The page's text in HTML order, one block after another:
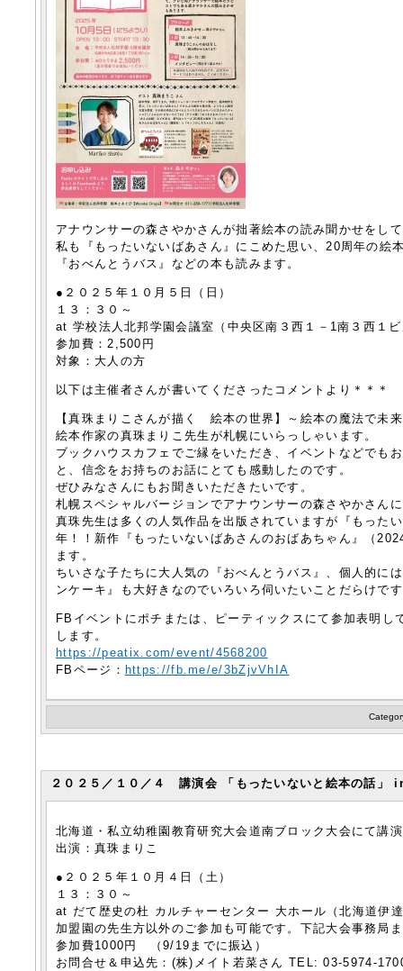
アナウンサーの森さやかさんが拙著絵本の読み聞かせをし
私も『もったいないばあさん』にこめた思い、20周年の絵
『おべんとうバス』などの本も読みます。
●２０２５年１０月５日（日）
１３：３０～
at 学校法人北邦学園会議室（中央区南３西１－1南３西１
参加費：2,500円
対象：大人の方
以下は主催者さんが書いてくださったコメントより＊＊＊
【真珠まりこさんが描く 絵本の世界】～絵本の魔法で未
絵本作家の真珠まりこ先生が札幌にいらっしゃいます。
ブックハウスカフェでご縁をいただき、イベントなどでも
と、信念をお持ちのお話にとても感動したのです。
ぜひみなさんにもお聞きいただきたいです。
札幌スペシャルバージョンでアナウンサーの森さやかさん
真珠先生は多くの人気作品を出版されていますが『もった
年！！新作『もったいないばあさんのおばあちゃん』（
ます。
ちいさな子たちに大人気の『おべんとうバス』、個人的に
ンケーキ』も大好きなのでいろいろ伺いたいことだらけで
FBイベントにポチまたは、ピーティックスにて参加表明
します。
https://peatix.com/event/4568200
FBページ： https://fb.me/e/3bZjvVhIA
２０２５／１０／４ 講演会 「もったいないと絵本の話」
北海道・私立幼稚園教育研究大会道南ブロック大会にて講
出演：真珠まりこ
●２０２５年１０月４日（土）
１３：３０～
at だて歴史の杜 カルチャーセンター 大ホール（北海道伊
加盟園の先生方以外のご参加も可能です。下記大会事務局
参加費1000円 （9/19までに振込）
お問合せ＆申込先：(株)メイト若菜さん TEL: 03-5974-